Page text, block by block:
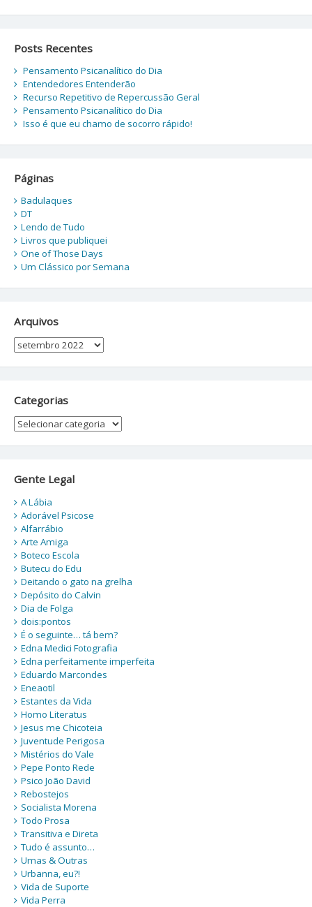
Posts Recentes
Pensamento Psicanalítico do Dia
Entendedores Entenderão
Recurso Repetitivo de Repercussão Geral
Pensamento Psicanalítico do Dia
Isso é que eu chamo de socorro rápido!
Páginas
Badulaques
DT
Lendo de Tudo
Livros que publiquei
One of Those Days
Um Clássico por Semana
Arquivos
Arquivos
Categorias
Categorias
Gente Legal
A Lábia
Adorável Psicose
Alfarrábio
Arte Amiga
Boteco Escola
Butecu do Edu
Deitando o gato na grelha
Depósito do Calvin
Dia de Folga
dois:pontos
É o seguinte… tá bem?
Edna Medici Fotografia
Edna perfeitamente imperfeita
Eduardo Marcondes
Eneaotil
Estantes da Vida
Homo Literatus
Jesus me Chicoteia
Juventude Perigosa
Mistérios do Vale
Pepe Ponto Rede
Psico João David
Rebostejos
Socialista Morena
Todo Prosa
Transitiva e Direta
Tudo é assunto…
Umas & Outras
Urbanna, eu?!
Vida de Suporte
Vida Perra